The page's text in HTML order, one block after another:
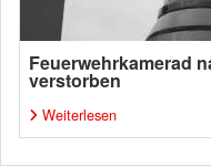
Feuerwehrkamerad
verstorben
Weiterlesen